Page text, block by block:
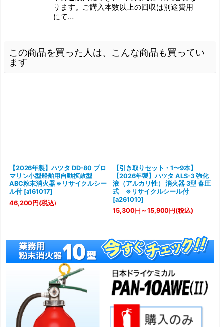
ります。ご購入本数以上の回収は別途費用
にて…
この商品を買った人は、こんな商品も買ってい
ます
【2026年製】ハツタ DD-80 プロ
マリン小型船舶用自動拡散型
ABC粉末消火器 ※リサイクルシー
ル付 [a161017]
46,200円 (税込)
【引き取りセット・1〜9本】
【2026年製】ハツタ ALS-3 強化
液（アルカリ性） 消火器 3型 蓄圧
式 ※リサイクルシール付
[a261010]
15,300円 ～15,900円 (税込)